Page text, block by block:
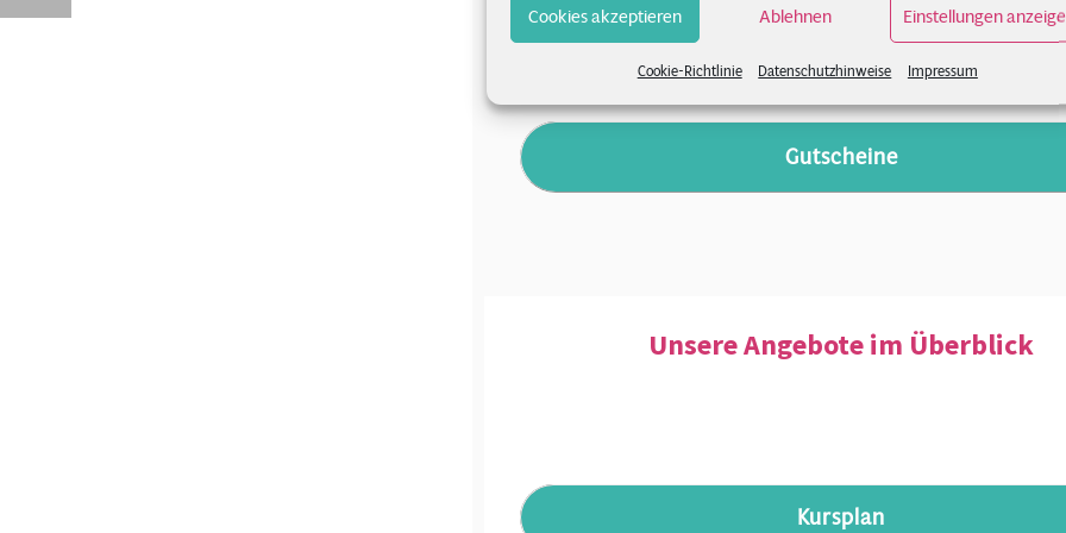
Cookies akzeptieren Ablehnen Einstellungen
Cookie-Richtlinie Datenschutzhinweise Impressum
Gutscheine
Unsere Angebote im Überblick
Kursplan